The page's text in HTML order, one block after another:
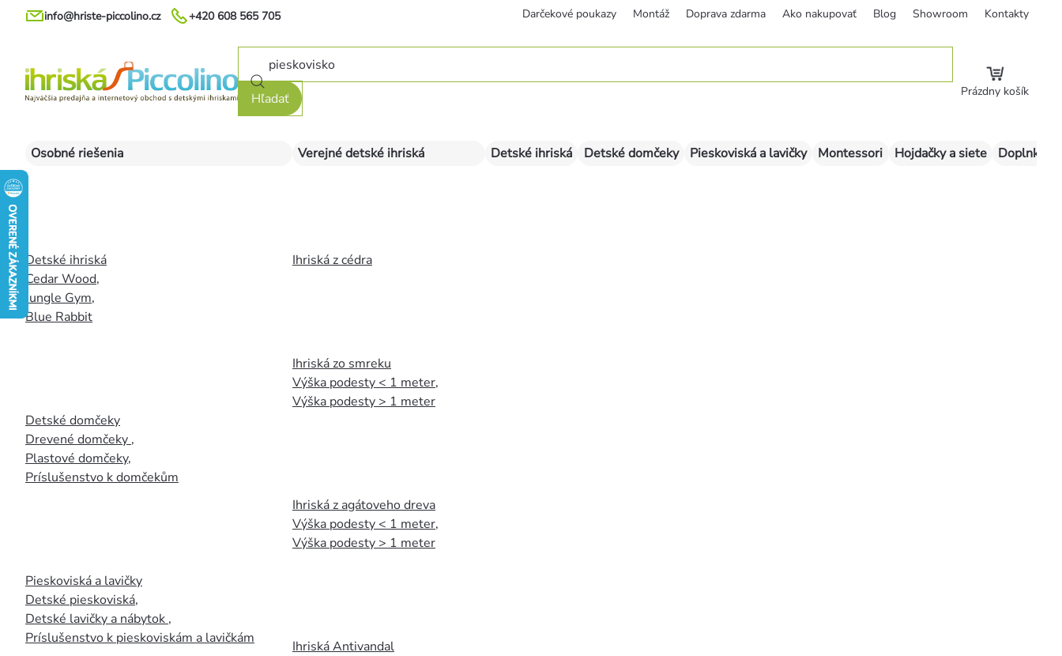
Prejsť
+420 608 565 705
info@hriste-piccolino.cz Darčekové poukazy Montáž Doprava zdarma Ako nakupovať Blog Showroom Kontakty
Hľadať Prázdny košík
Osobné riešenia
Detské ihriská
Cedar Wood,
Jungle Gym,
Blue Rabbit
Detské domčeky
Drevené domčeky ,
Plastové domčeky,
Príslušenstvo k domčekům
Pieskoviská a lavičky
Detské pieskoviská,
Detské lavičky a nábytok ,
Príslušenstvo k pieskoviskám a lavičkám
Verejné detské ihriská
Ihriská z cédra
Ihriská zo smreku
Výška podesty < 1 meter,
Výška podesty > 1 meter
Ihriská z agátoveho dreva
Výška podesty < 1 meter,
Výška podesty > 1 meter
Ihriská Antivandal
Detské ihriská Detské domčeky Pieskoviská a lavičky Montessori Hojdačky a siete Doplnky